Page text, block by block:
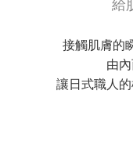
接觸肌膚的
由
讓日式職人